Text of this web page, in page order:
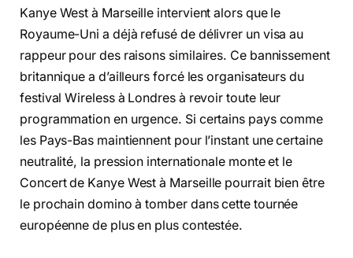
Kanye West à Marseille intervient alors que le
Royaume-Uni a déjà refusé de délivrer un visa au
rappeur pour des raisons similaires. Ce bannissement
britannique a d’ailleurs forcé les organisateurs du
festival Wireless à Londres à revoir toute leur
programmation en urgence. Si certains pays comme
les Pays-Bas maintiennent pour l’instant une certaine
neutralité, la pression internationale monte et le
Concert de Kanye West à Marseille pourrait bien être
le prochain domino à tomber dans cette tournée
européenne de plus en plus contestée.